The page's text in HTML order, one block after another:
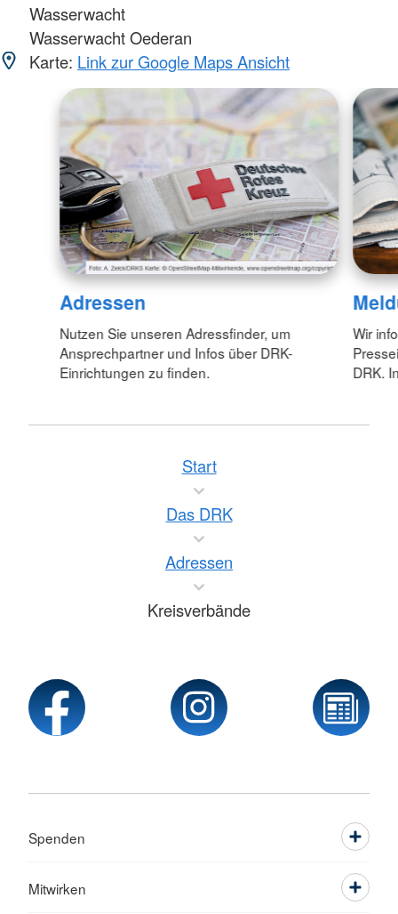
Wasserwacht
Wasserwacht Oederan
Karte: Link zur Google Maps Ansicht
Adressen
Nutzen Sie unseren Adressfinder, um
Ansprechpartner und Infos über DRK-
Einrichtungen zu finden.
Wir
DRK.
Start
Das DRK
Adressen
Kreisverbände
Spenden
Mitwirken